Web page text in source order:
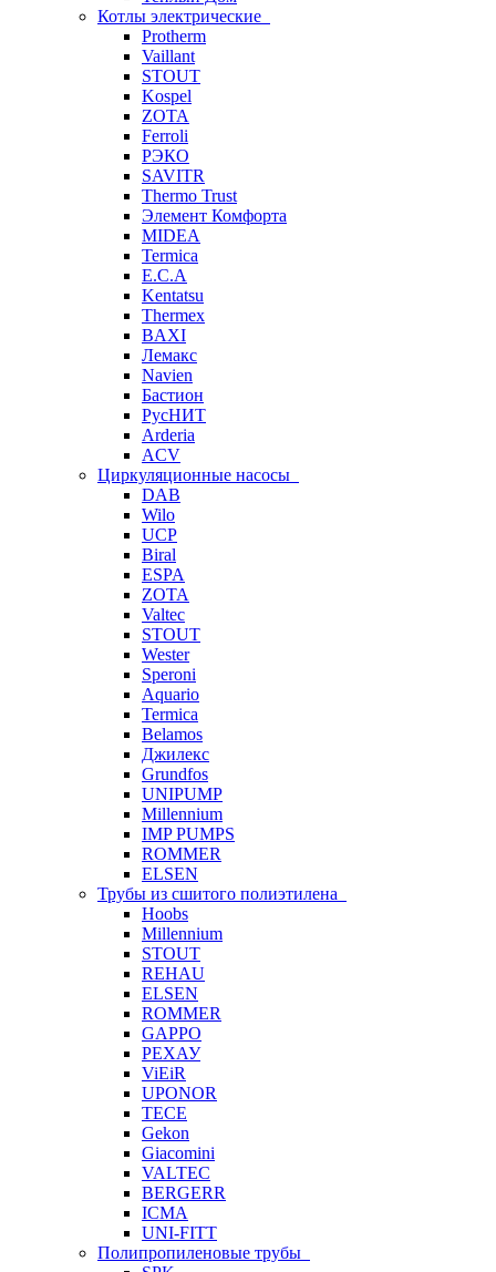
Котлы электрические
Protherm
Vaillant
STOUT
Kospel
ZOTA
Ferroli
РЭКО
SAVITR
Thermo Trust
Элемент Комфорта
MIDEA
Termica
E.C.A
Kentatsu
Thermex
BAXI
Лемакс
Navien
Бастион
РусНИТ
Arderia
ACV
Циркуляционные насосы
DAB
Wilo
UCP
Biral
ESPA
ZOTA
Valtec
STOUT
Wester
Speroni
Aquario
Termica
Belamos
Джилекс
Grundfos
UNIPUMP
Millennium
IMP PUMPS
ROMMER
ELSEN
Трубы из сшитого полиэтилена
Hoobs
Millennium
STOUT
REHAU
ELSEN
ROMMER
GAPPO
РЕХАУ
ViEiR
UPONOR
TECE
Gekon
Giacomini
VALTEC
BERGERR
ICMA
UNI-FITT
Полипропиленовые трубы